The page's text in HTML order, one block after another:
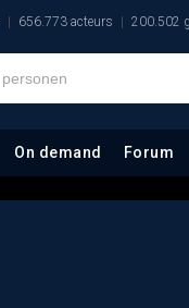
656.773 acteurs 200.502
On demand Forum